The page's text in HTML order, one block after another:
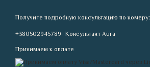
Получите подробную консультацию по номеру:
+380502945789- Консультант Aura
Принимаем к оплате